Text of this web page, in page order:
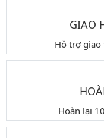
GIAO
Hỗ trợ
Hoàn lại